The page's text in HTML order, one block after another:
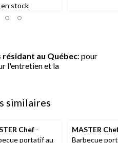
en stock
au Québec: pour
l'entretien et la
similaires
Chef -
portatif au
MASTER
Barbecue